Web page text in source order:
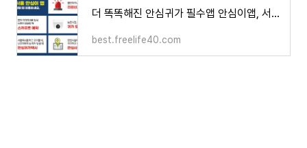
더 똑똑해진 안심귀가 필수앱 안심이앱, 서울안심이 정리 추천
best.freelife40.com